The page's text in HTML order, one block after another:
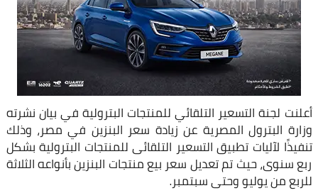
أعلنت لجنة التسعير التلقائي للمنتجات البترولية في بيان نشرته
وزارة البترول المصرية عن زيادة سعر البنزين في مصر، وذلك
تنفيذًا لآليات تطبيق التسعير التلقائى للمنتجات البترولية بشكل
ربع سنوى، حيث تم تعديل سعر بيع منتجات البنزين بأنواعه الثلاثة
للربع من يوليو وحتى سبتمبر.